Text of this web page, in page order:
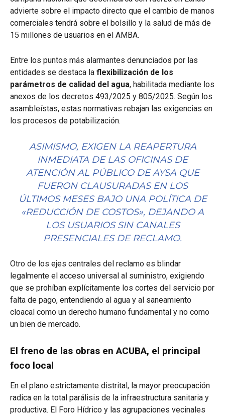
advierte sobre el impacto directo que el cambio de manos
comerciales tendrá sobre el bolsillo y la salud de más de
15 millones de usuarios en el AMBA.
Entre los puntos más alarmantes denunciados por las
entidades se destaca la flexibilización de los
parámetros de calidad del agua, habilitada mediante los
anexos de los decretos 493/2025 y 805/2025. Según los
asambleístas, estas normativas rebajan las exigencias en
los procesos de potabilización.
ASIMISMO, EXIGEN LA REAPERTURA
INMEDIATA DE LAS OFICINAS DE
ATENCIÓN AL PÚBLICO DE AYSA QUE
FUERON CLAUSURADAS EN LOS
ÚLTIMOS MESES BAJO UNA POLÍTICA DE
«REDUCCIÓN DE COSTOS», DEJANDO A
LOS USUARIOS SIN CANALES
PRESENCIALES DE RECLAMO.
Otro de los ejes centrales del reclamo es blindar
legalmente el acceso universal al suministro, exigiendo
que se prohíban explícitamente los cortes del servicio por
falta de pago, entendiendo al agua y al saneamiento
cloacal como un derecho humano fundamental y no como
un bien de mercado.
El freno de las obras en ACUBA, el principal
foco local
En el plano estrictamente distrital, la mayor preocupación
radica en la total parálisis de la infraestructura sanitaria y
productiva. El Foro Hídrico y las agrupaciones vecinales